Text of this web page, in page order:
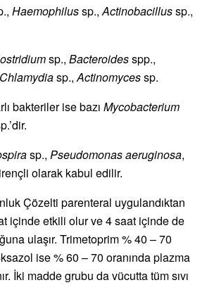
Haemophilussp.,Actinobacillussp.,
sp., Bacteroidesspp.,
Chlamydiasp.,Actinomycessp.
bakteriler ise bazı Mycobacterium
sp., Pseudomonas aeruginosa,
olarak kabul edilir.
Çözelti parenteral uygulandıktan
içinde etkili olur ve 4 saat içinde de
ulaşır. Trimetoprim % 40 – 70
ise % 60 – 70 oranında plazma
İki madde grubu da vücutta tüm sıvı